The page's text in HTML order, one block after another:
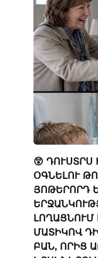
😲 ԴՈՒՍՏՐՍ
ՕԳՆԵԼՈՒ
ՅՈԹԵՐՈՐԴ
ԼՈՂԱՑՆՈՒՄ
ՄԱՏԻԿՈՎ
ԲԱՆ, ՈՐԻՑ